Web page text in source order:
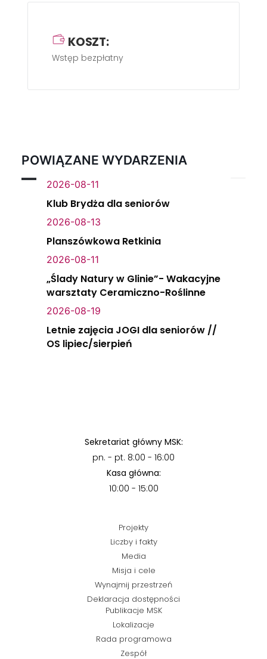
KOSZT:
Wstęp bezpłatny
POWIĄZANE WYDARZENIA
2026-08-11
Klub Brydża dla seniorów
2026-08-13
Planszówkowa Retkinia
2026-08-11
„Ślady Natury w Glinie”- Wakacyjne
warsztaty Ceramiczno-Roślinne
2026-08-19
Letnie zajęcia JOGI dla seniorów //
OS lipiec/sierpień
Sekretariat główny MSK:
pn. - pt. 8:00 - 16:00
Kasa główna:
10:00 - 15:00
Projekty
Liczby i fakty
Media
Misja i cele
Wynajmij przestrzeń
Deklaracja dostępności
Publikacje MSK
Lokalizacje
Rada programowa
Zespół